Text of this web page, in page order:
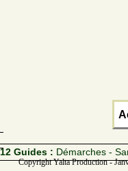
12 Guides : Démarches -
Copyright Yalta Production -